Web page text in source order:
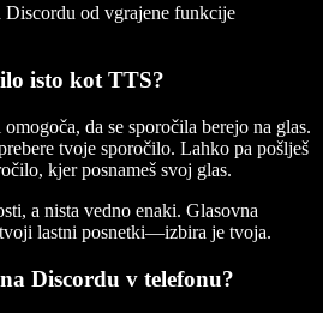
od vgrajene funkcije
isto kot TTS?
da se sporočila berejo na glas.
tvoje sporočilo. Lahko pa pošlješ
kjer posnameš svoj glas.
a nista vedno enaki. Glasovna
lastni posnetki—izbira je tvoja.
Discordu v telefonu?